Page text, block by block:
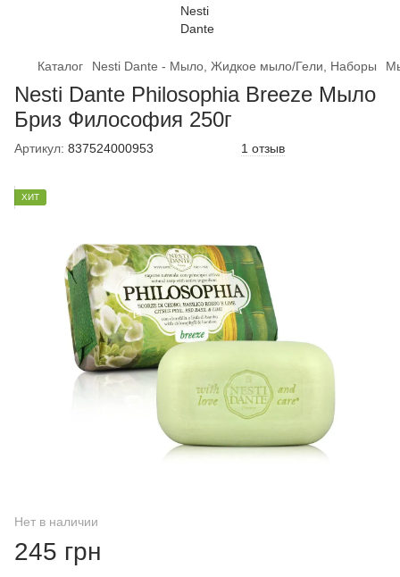
Каталог Nesti Dante - Мыло, Жидкое мыло/Гели, Наборы
Nesti Dante Philosophia Breeze Мыло
Бриз Философия 250г
Артикул: 837524000953 1 отзыв
ХИТ
Нет в наличии
245 грн